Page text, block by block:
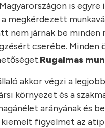
is
megkérdezett
nem járnak be
cserébe.
Rugalmas
akkor végzi a
környezet és a
arányának és
figyelmet az